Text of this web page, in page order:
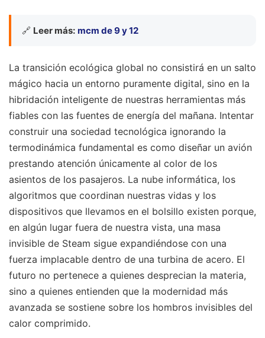
🔗 Leer más: mcm de 9 y 12
La transición ecológica global no consistirá en un salto
mágico hacia un entorno puramente digital, sino en la
hibridación inteligente de nuestras herramientas más
fiables con las fuentes de energía del mañana. Intentar
construir una sociedad tecnológica ignorando la
termodinámica fundamental es como diseñar un avión
prestando atención únicamente al color de los
asientos de los pasajeros. La nube informática, los
algoritmos que coordinan nuestras vidas y los
dispositivos que llevamos en el bolsillo existen porque,
en algún lugar fuera de nuestra vista, una masa
invisible de Steam sigue expandiéndose con una
fuerza implacable dentro de una turbina de acero. El
futuro no pertenece a quienes desprecian la materia,
sino a quienes entienden que la modernidad más
avanzada se sostiene sobre los hombros invisibles del
calor comprimido.